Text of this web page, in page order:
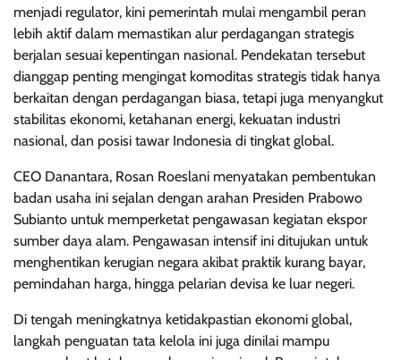
menjadi regulator, kini pemerintah mulai mengambil peran
lebih aktif dalam memastikan alur perdagangan strategis
berjalan sesuai kepentingan nasional. Pendekatan tersebut
dianggap penting mengingat komoditas strategis tidak hanya
berkaitan dengan perdagangan biasa, tetapi juga menyangkut
stabilitas ekonomi, ketahanan energi, kekuatan industri
nasional, dan posisi tawar Indonesia di tingkat global.
CEO Danantara, Rosan Roeslani menyatakan pembentukan
badan usaha ini sejalan dengan arahan Presiden Prabowo
Subianto untuk memperketat pengawasan kegiatan ekspor
sumber daya alam. Pengawasan intensif ini ditujukan untuk
menghentikan kerugian negara akibat praktik kurang bayar,
pemindahan harga, hingga pelarian devisa ke luar negeri.
Di tengah meningkatnya ketidakpastian ekonomi global,
langkah penguatan tata kelola ini juga dinilai mampu